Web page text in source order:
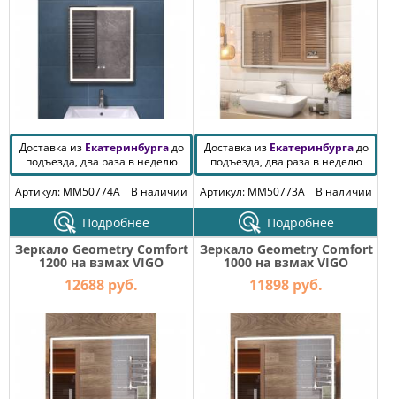
Доставка из Екатеринбургадо
подъезда, два раза в неделю
Артикул: MM50774A
В наличии
Подробнее
Доставка из Екатеринбургадо
подъезда, два раза в неделю
Артикул: MM50773A
В наличии
Подробнее
Зеркало Geometry Comfort
1200 на взмах VIGO
12688 руб.
Зеркало Geometry Comfort
1000 на взмах VIGO
11898 руб.